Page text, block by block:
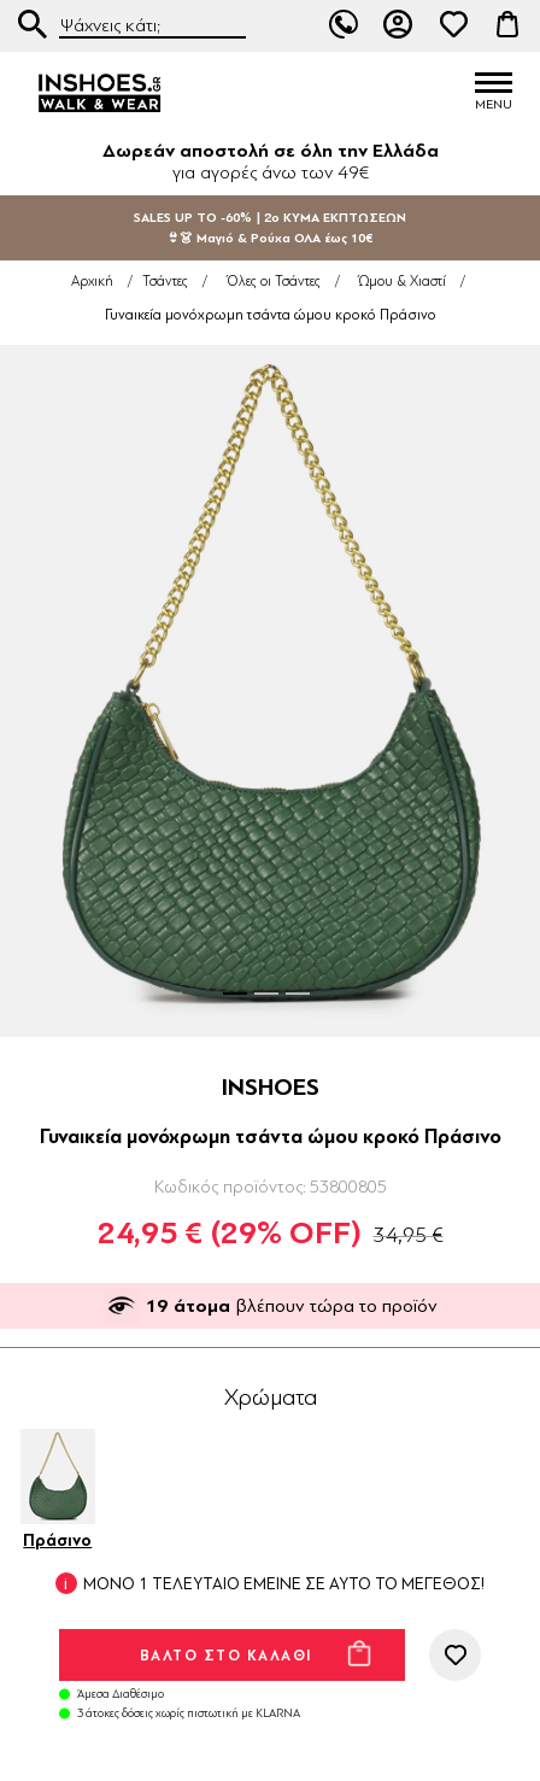
Δωρεάν αποστολή σε όλη την Ελλάδα
για αγορές άνω των 49€
SALES UP TO -60% | 2ο ΚΥΜΑ ΕΚΠΤΩΣΕΩΝ
👙👗 Μαγιό & Ρούχα ΟΛΑ έως 10€
Αρχική / Τσάντες / Όλες οι Τσάντες / Ώμου & Χιαστί /
Γυναικεία μονόχρωμη τσάντα ώμου κροκό Πράσινο
INSHOES
Γυναικεία μονόχρωμη τσάντα ώμου κροκό Πράσινο
Κωδικός προϊόντος: 53800805
24,95 € (29% OFF) 34,95 €
19 άτομα βλέπουν τώρα το προϊόν
Χρώματα
Πράσινο
ΜΟΝΟ 1 ΤΕΛΕΥΤΑΙΟ ΕΜΕΙΝΕ ΣΕ ΑΥΤΟ ΤΟ ΜΕΓΕΘΟΣ!
Άμεσα Διαθέσιμο
3 άτοκες δόσεις χωρίς πιστωτική με KLARNA